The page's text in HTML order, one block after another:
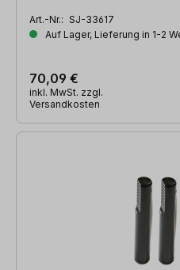
Art.-Nr.: SJ-33617
Auf Lager, Lieferung in 1-2
70,09 €
inkl. MwSt. zzgl.
Versandkosten